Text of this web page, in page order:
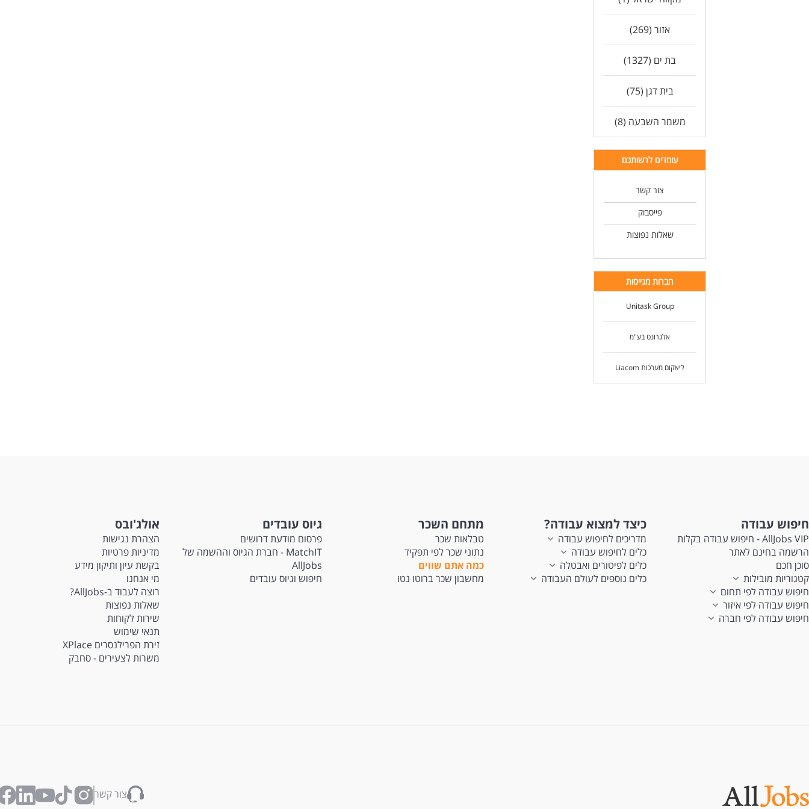
אזור (269)
בת ים (1327)
בית דגן (75)
משמר השבעה (8)
עומדים לרשותכם
צור קשר
פייסבוק
שאלות נפוצות
חברות מגייסות
Unitask Group
אלגרונט בע"מ
ליאקום מערכות Liacom
חיפוש עבודה
AllJobs VIP - חיפוש עבודה בקלות
הרשמה בחינם לאתר
סוכן חכם
קטגוריות מובילות
חיפוש עבודה לפי תחום
חיפוש עבודה לפי איזור
חיפוש עבודה לפי חברה
כיצד למצוא עבודה?
מדריכים לחיפוש עבודה
כלים לחיפוש עבודה
כלים לפיטורים ואבטלה
כלים נוספים לעולם העבודה
מתחם השכר
טבלאות שכר
נתוני שכר לפי תפקיד
כמה אתם שווים
מחשבון שכר ברוטו נטו
גיוס עובדים
פרסום מודעת דרושים
MatchIT - חברת הגיוס וההשמה של
AllJobs
חיפוש וגיוס עובדים
אולג'ובס
הצהרת נגישות
מדיניות פרטיות
בקשת עיון ותיקון מידע
מי אנחנו
רוצה לעבוד ב-AllJobs?
שאלות נפוצות
שירות לקוחות
תנאי שימוש
זירת הפרילנסרים XPlace
משרות לצעירים - סחבק
צור קשר